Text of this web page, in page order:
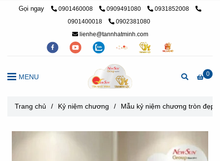
Gọi ngay 0901460008 0909491080
0931852008
0901400018
0902381080
lienhe@tannhatminh.com
0
MENU
Trang chủ / Kỷ niệm chương / Mẫu kỷ niệm chương tròn đẹp